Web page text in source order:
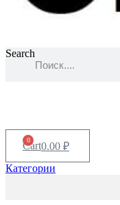
Search
0.00 ₽
0
Cart
Категории